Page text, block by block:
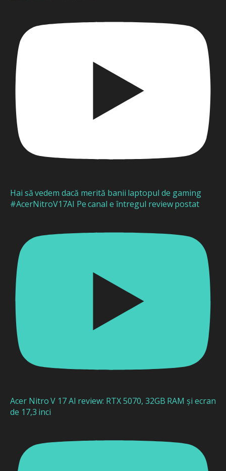
Hai să vedem dacă merită banii laptopul de gaming
#AcerNitroV17AI Pe canal e întregul review postat
Acer Nitro V 17 AI review: RTX 5070, 32GB RAM și ecran
de 17,3 inci